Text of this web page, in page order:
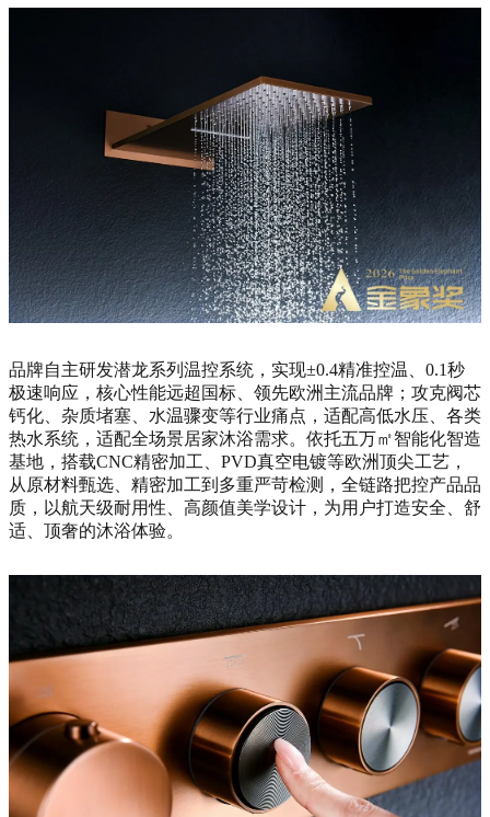
品牌自主研发潜龙系列温控系统，实现±0.4精准控温、0.1秒
极速响应，核心性能远超国标、领先欧洲主流品牌；攻克阀芯
钙化、杂质堵塞、水温骤变等行业痛点，适配高低水压、各类
热水系统，适配全场景居家沐浴需求。依托五万㎡智能化智造
基地，搭载CNC精密加工、PVD真空电镀等欧洲顶尖工艺，
从原材料甄选、精密加工到多重严苛检测，全链路把控产品品
质，以航天级耐用性、高颜值美学设计，为用户打造安全、舒
适、顶奢的沐浴体验。